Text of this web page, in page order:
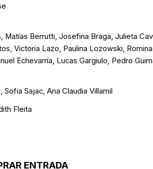
Berrutti, Josefina Braga, Julieta
Victoria Lazo, Paulina Lozowski,
Echevarría, Lucas Gargiulo, Pedro
Sajac, Ana Claudia Villamil
Fleita
ENTRADA